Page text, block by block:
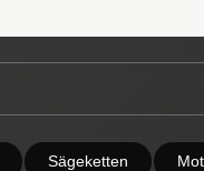
Sägeketten